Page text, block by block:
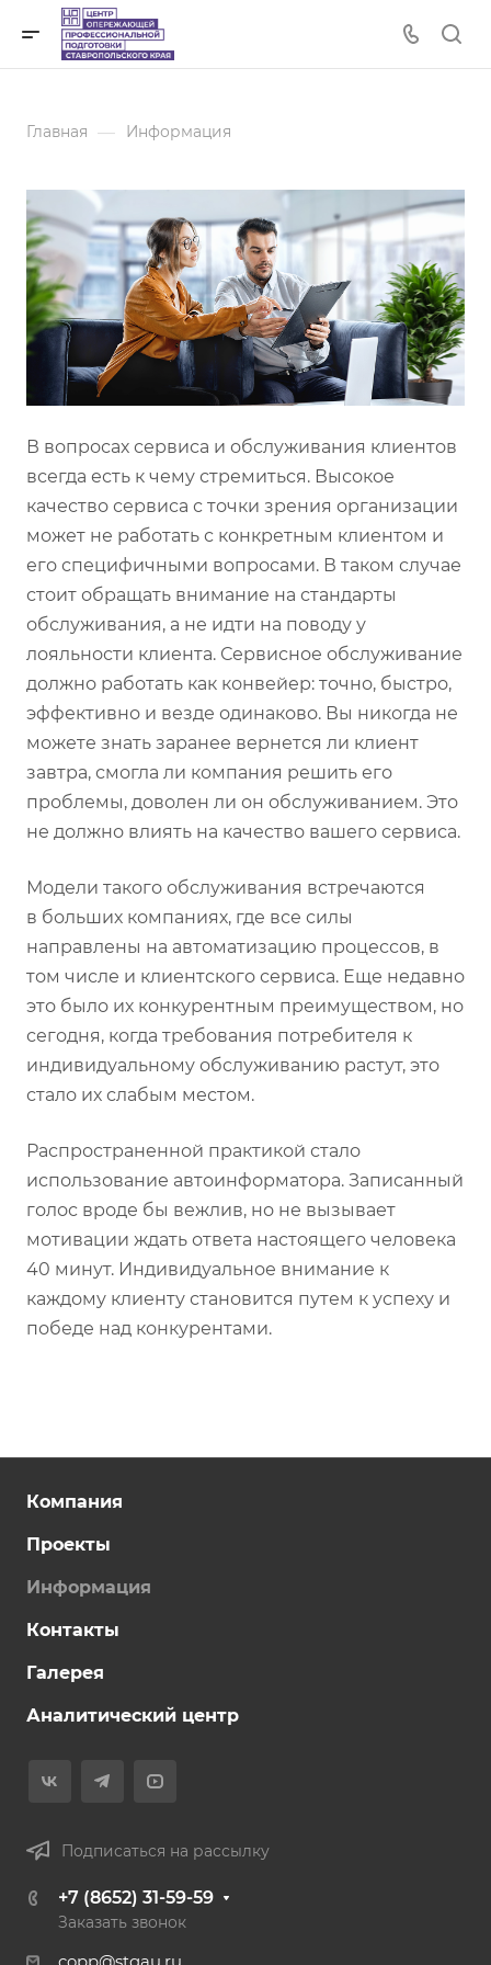
Главная — Информация
В вопросах сервиса и обслуживания клиентов
всегда есть к чему стремиться. Высокое
качество сервиса с точки зрения организации
может не работать с конкретным клиентом и
его специфичными вопросами. В таком случае
стоит обращать внимание на стандарты
обслуживания, а не идти на поводу у
лояльности клиента. Сервисное обслуживание
должно работать как конвейер: точно, быстро,
эффективно и везде одинаково. Вы никогда не
можете знать заранее вернется ли клиент
завтра, смогла ли компания решить его
проблемы, доволен ли он обслуживанием. Это
не должно влиять на качество вашего сервиса.
Модели такого обслуживания встречаются
в больших компаниях, где все силы
направлены на автоматизацию процессов, в
том числе и клиентского сервиса. Еще недавно
это было их конкурентным преимуществом, но
сегодня, когда требования потребителя к
индивидуальному обслуживанию растут, это
стало их слабым местом.
Распространенной практикой стало
использование автоинформатора. Записанный
голос вроде бы вежлив, но не вызывает
мотивации ждать ответа настоящего человека
40 минут. Индивидуальное внимание к
каждому клиенту становится путем к успеху и
победе над конкурентами.
Компания
Проекты
Информация
Контакты
Галерея
Аналитический центр
Подписаться на рассылку
+7 (8652) 31-59-59
Заказать звонок